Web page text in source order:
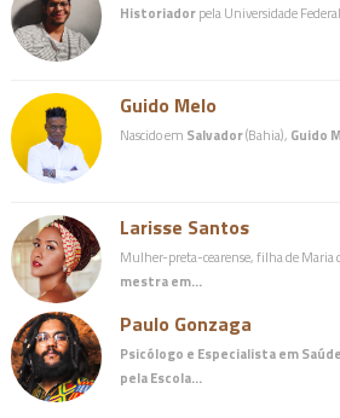
Historiadorpela Universidade
Guido Melo
Nascido em Salvador(Bahia), Guido
Larisse Santos
Mulher-preta-cearense, filha de Maria
mestra em…
Paulo Gonzaga
Psicólogo e Especialista em
pela Escola…